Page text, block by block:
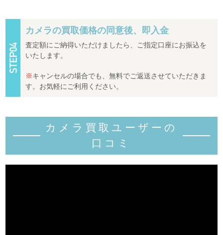
カメラの買取価格の同意後、即入金
査定額にご納得いただけましたら、ご指定口座にお振込を
いたします。
※キャンセルの場合でも、無料でご返送させていただきま
す。お気軽にご利用ください。
カメラ買取ユーザーの
口コミ